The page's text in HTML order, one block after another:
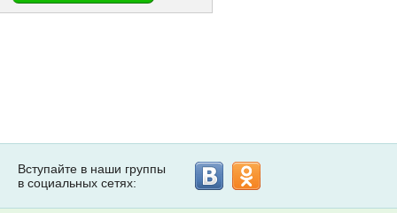
Вступайте в наши группы
в социальных сетях: